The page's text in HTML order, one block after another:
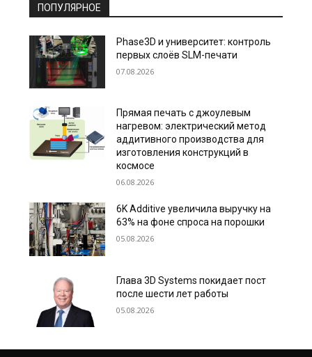
ПОПУЛЯРНОЕ
Phase3D и университет: контроль
первых слоёв SLM-печати
07.08.2026
Прямая печать с джоулевым
нагревом: электрический метод
аддитивного производства для
изготовления конструкций в
космосе
06.08.2026
6K Additive увеличила выручку на
63% на фоне спроса на порошки
05.08.2026
Глава 3D Systems покидает пост
после шести лет работы
05.08.2026